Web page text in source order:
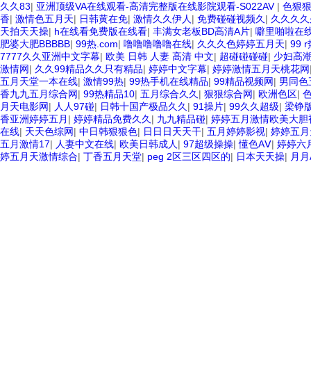
久久83| 亚洲顶级VA在线观看-高清完整版在线影院观看-S022AV | 色狠
香| 激情色五月天| 日韩黄在免| 激情久久伊人 | 免费碰碰视频久 | 久久久
天拍天天操| h在线看免费版在线看| 丰满女老板BD高清A片| 噼里啪啦在
肥婆大肥BBBBB| 99热.com| 噜噜噜噜噜在线| 久久久色婷婷五月天| 99 r
7777久久亚洲中文字幕| 欧美 日韩 人妻 高清 中文| 超碰碰碰碰| 少妇高
激情网| 久久99精品久久只有精品| 婷婷中文字幕| 婷婷激情五月天桃花网
五月天堂一本在线| 激情99热| 99热手机在线精品| 99精品视频网| 男同
香九九五月综合网| 99热精品10| 五月综合久久 | 狠狠综合网| 欧洲色区|
月天电影网| 人人97碰| 日韩十国产极品久久 | 91操片| 99久久超级| 梁铮
香亚洲婷婷五月 | 婷婷精品免费久久 | 九九精品碰| 婷婷五月激情欧美大胆
在线| 天天色综网| 中日韩狠狠色| 日日日天天干| 五月婷婷影视| 婷婷五
五月激情17| 人妻中文在线| 欧美日韩成人 | 97超级操操|懂色AⅤ| 婷婷六
婷五月天激情综合| 丁香五月天堂| peg 2区三区四区的| 日本天天操| 月